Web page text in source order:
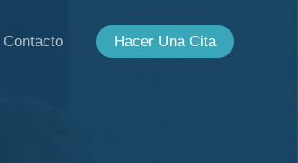
Contacto Hacer Una Cita